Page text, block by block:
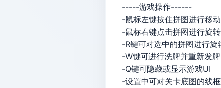
-----游戏操作------
-鼠标左键按住拼图进行移动
-鼠标右键点击拼图进行旋转
-R键可对选中的拼图进行旋
-W键可进行洗牌并重新发牌
-Q键可隐藏或显示游戏UI
-设置中可对关卡底图的线